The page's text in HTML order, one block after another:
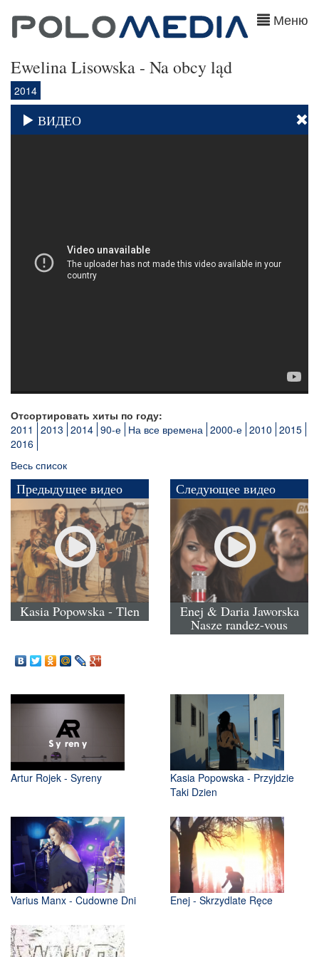
Меню
Ewelina Lisowska - Na obcy ląd
2014
ВИДЕО
Отсортировать хиты по году:
2011
2013 2014 90-е На все времена 2000-е 2010 2015
2016
Весь список
Предыдущее видео
Kasia Popowska - Tlen
Следующее видео
Enej & Daria Jaworska
Nasze randez-vous
Artur Rojek - Syreny
Kasia Popowska - Przyjdzie
Taki Dzien
Varius Manx - Cudowne Dni Enej - Skrzydlate Ręce